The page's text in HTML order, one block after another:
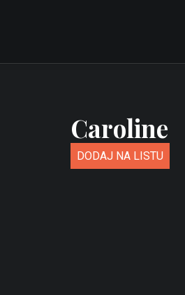
Caroline
DODAJ NA LISTU